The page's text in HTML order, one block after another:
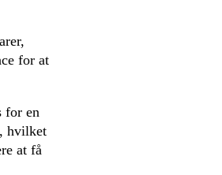
for at
for en
hvilket
at få